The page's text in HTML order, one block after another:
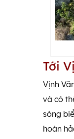
Tới
Vịnh
và có
sóng
hoàn